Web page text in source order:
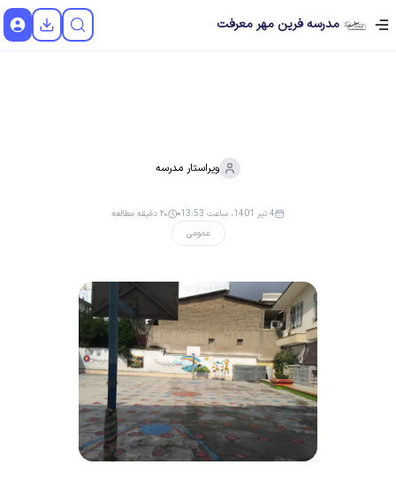
مدرسه فرین مهر معرفت
ویراستار مدرسه
عمومی
4 تیر 1401، ساعت 13:53 ۲۰ دقیقه مطالعه